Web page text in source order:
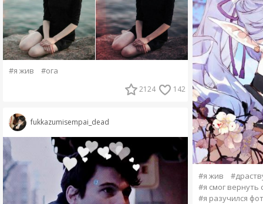
#я жив #ога
2124 142
fukkazumisempai_dead
#я жив
#я смог вернуть
#я разучился